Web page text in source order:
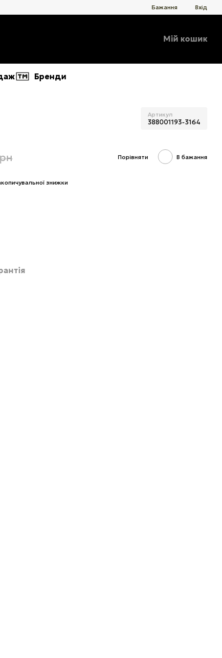
Бажання Вхід
Мій кошик
Бренди
Артикул
388001193-3164
Порівняти В бажання
знижки